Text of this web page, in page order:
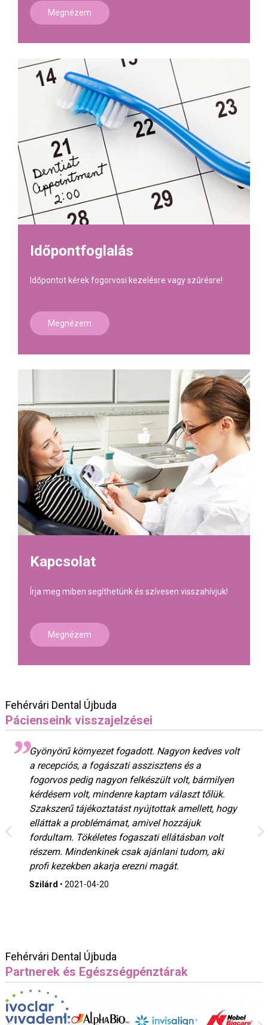
Megnézem
Időpontfoglalás
Időpontot kérek fogorvosi kezelésre vagy szűrésre!
Megnézem
Kapcsolat
Írja meg miben segíthetünk és szívesen visszahívjuk!
Megnézem
Fehérvári Dental Újbuda
Pácienseink visszajelzései
Gyönyörű környezet fogadott. Nagyon kedves volt
a recepciós, a fogászati asszisztens és a
fogorvos pedig nagyon felkészült volt, bármilyen
kérdésem volt, mindenre kaptam választ tőlük.
Szakszerű tájékoztatást nyújtottak amellett, hogy
elláttak a problémámat, amivel hozzájuk
fordultam. Tökéletes fogaszati ellátásban volt
részem. Mindenkinek csak ajánlani tudom, aki
profi kezekben akarja erezni magát.
Szilárd • 2021-04-20
Fehérvári Dental Újbuda
Partnerek és Egészségpénztárak